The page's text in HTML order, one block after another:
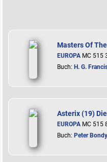
Masters Of
EUROPA MC 515
Buch: H. G.
Asterix (19)
EUROPA MC 515
Buch: Peter Bondy